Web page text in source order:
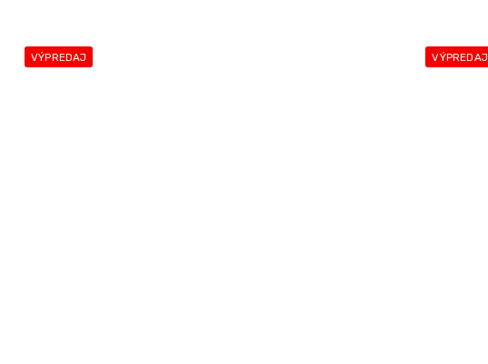
VÝPREDAJ VÝPREDAJ